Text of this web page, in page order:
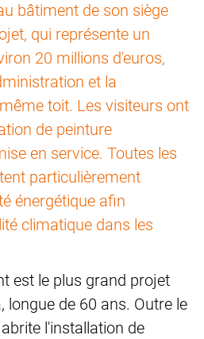
bâtiment de son siège
qui représente un
20 millions d'euros,
et la
toit. Les visiteurs ont
de peinture
en service. Toutes les
particulièrement
énergétique afin
climatique dans les
est le plus grand projet
longue de 60 ans. Outre le
l'installation de